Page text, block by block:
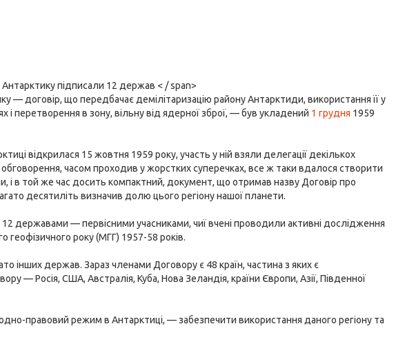
підписали 12 держав < / span>
— договір, що передбачає демілітаризацію району Антарктиди, використання її у
і перетворення в зону, вільну від ядерної зброї, — був укладений 1 грудня 1959
відкрилася 15 жовтня 1959 року, участь у ній взяли делегації декількох
часом проходив у жорстких суперечках, все ж таки вдалося створити
і в той же час досить компактний, документ, що отримав назву Договір про
десятиліть визначив долю цього регіону нашої планети.
12 державами — первісними учасниками, чиї вчені проводили активні дослідження
геофізичного року (МГГ) 1957-58 років.
інших держав. Зараз членами Договору є 48 країн, частина з яких є
— Росія, США, Австралія, Куба, Нова Зеландія, країни Європи, Азії, Південної
правовий режим в Антарктиці, — забезпечити використання даного регіону та